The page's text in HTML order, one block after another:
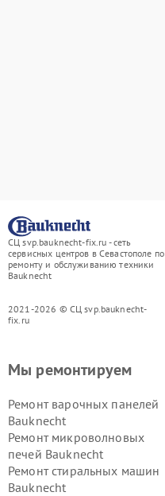
СЦ svp.bauknecht-fix.ru - сеть
сервисных центров в Севастополе по
ремонту и обслуживанию техники
Bauknecht
2021-2026 © СЦ svp.bauknecht-
fix.ru
Мы ремонтируем
Ремонт варочных панелей
Bauknecht
Ремонт микроволновых
печей Bauknecht
Ремонт стиральных машин
Bauknecht